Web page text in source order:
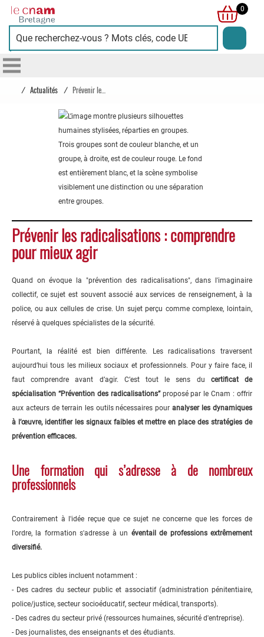
Cnam
Bretagne
0
/ Actualités /
Prévenir les radicalisations : comprendre
pour mieux agir
Quand on évoque la "prévention des radicalisations", dans l'imaginaire
collectif, ce sujet est souvent associé aux services de renseignement, à la
police, ou aux cellules de crise. Un sujet perçu comme complexe, lointain,
réservé à quelques spécialistes de la sécurité.
Pourtant, la réalité est bien différente. Les radicalisations traversent
aujourd’hui tous les milieux sociaux et professionnels. Pour y faire face, il
faut comprendre avant d’agir. C’est tout le sens du certificat de
spécialisation “Prévention des radicalisations”proposé par le Cnam : offrir
aux acteurs de terrain les outils nécessaires pouranalyser les dynamiques
à l’œuvre, identifier les signaux faibles et mettre en place des stratégies de
prévention efficaces.
Une formation qui s’adresse à de nombreux
professionnels
Contrairement à l'idée reçue que ce sujet ne concerne que les forces de
l'ordre, la formation s'adresse à un éventail de professions extrêmement
diversifié.
Les publics cibles incluent notamment :
- Des cadres du secteur public et associatif (administration pénitentiaire,
police/justice, secteur socioéducatif, secteur médical, transports).
- Des cadres du secteur privé (ressources humaines, sécurité d'entreprise).
- Des journalistes, des enseignants et des étudiants.